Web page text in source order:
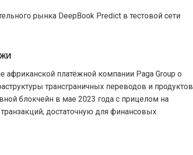
рынка DeepBook Predict в тестовой сети
платёжной компании Paga Group о
трансграничных переводов и продуктов
блокчейн в мае 2023 года с прицелом на
достаточную для финансовых